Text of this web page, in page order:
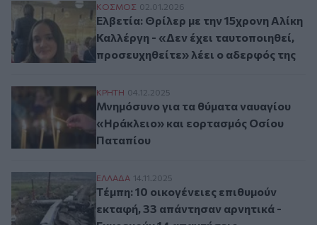
Ελβετία: Θρίλερ με την 15χρονη Αλίκη
ΚΟΣΜΟΣ 02.01.2026
Ελβετία: Θρίλερ με την 15χρονη Αλίκη
Καλλέργη - «Δεν έχει ταυτοποιηθεί,
προσευχηθείτε» λέει ο αδερφός της
Μνημόσυνο για τα θύματα ναυαγίου
ΚΡΗΤΗ 04.12.2025
Μνημόσυνο για τα θύματα ναυαγίου
«Ηράκλειο» και εορτασμός Οσίου
Παταπίου
Τέμπη: 10 οικογένειες επιθυμούν
ΕΛΛAΔΑ 14.11.2025
Τέμπη: 10 οικογένειες επιθυμούν
εκταφή, 33 απάντησαν αρνητικά -